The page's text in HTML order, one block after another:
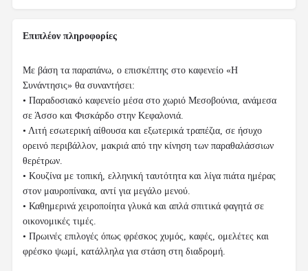
Επιπλέον πληροφορίες
Με βάση τα παραπάνω, ο επισκέπτης στο καφενείο «Η
Συνάντησις» θα συναντήσει:
• Παραδοσιακό καφενείο μέσα στο χωριό Μεσοβούνια, ανάμεσα
σε Άσσο και Φισκάρδο στην Κεφαλονιά.
• Λιτή εσωτερική αίθουσα και εξωτερικά τραπέζια, σε ήσυχο
ορεινό περιβάλλον, μακριά από την κίνηση των παραθαλάσσιων
θερέτρων.
• Κουζίνα με τοπική, ελληνική ταυτότητα και λίγα πιάτα ημέρας
στον μαυροπίνακα, αντί για μεγάλο μενού.
• Καθημερινά χειροποίητα γλυκά και απλά σπιτικά φαγητά σε
οικονομικές τιμές.
• Πρωινές επιλογές όπως φρέσκος χυμός, καφές, ομελέτες και
φρέσκο ψωμί, κατάλληλα για στάση στη διαδρομή.